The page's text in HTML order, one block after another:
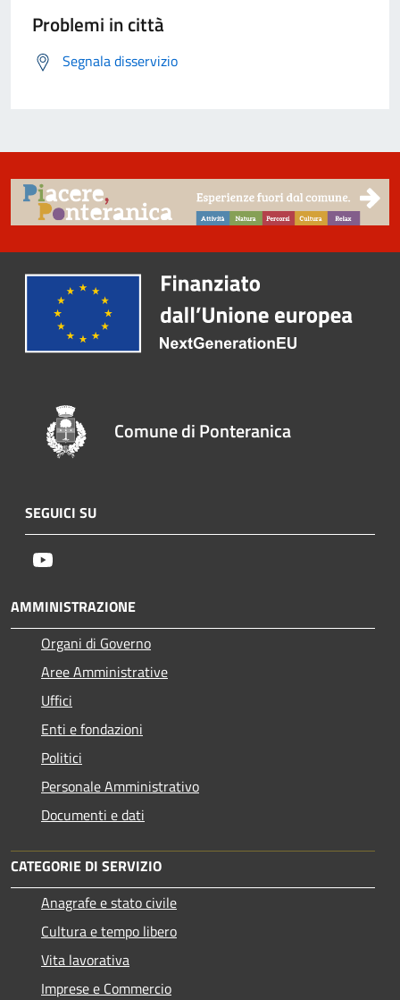
Problemi in città
Segnala disservizio
Comune di Ponteranica
SEGUICI SU
AMMINISTRAZIONE
Organi di Governo
Aree Amministrative
Uffici
Enti e fondazioni
Politici
Personale Amministrativo
Documenti e dati
CATEGORIE DI SERVIZIO
Anagrafe e stato civile
Cultura e tempo libero
Vita lavorativa
Imprese e Commercio